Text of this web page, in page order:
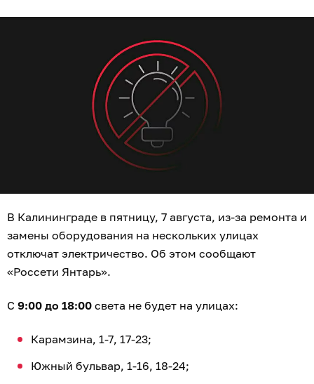
В Калининграде в пятницу, 7 августа, из-за ремонта и
замены оборудования на нескольких улицах
отключат электричество. Об этом сообщают
«Россети Янтарь».
С 9:00 до 18:00 света не будет на улицах:
Карамзина, 1-7, 17-23;
Южный бульвар, 1-16, 18-24;